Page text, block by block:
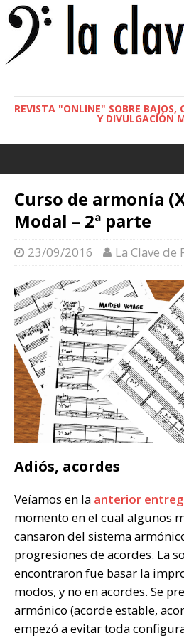
REVISTA "ONLINE" SOBRE BAJOS,
Y DIVULGACIÓN
Curso de armonía
Modal – 2ª parte
23/09/2016 La Clave de
Adiós, acordes
Veíamos en la anterior
momento en el cual algunos
cansaron del sistema
progresiones de acordes. La
encontraron fue basar la
modos, y no en acordes. Se
armónico (acorde estable,
empezó a evitar toda